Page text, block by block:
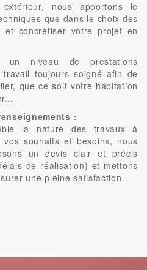
nous apportons le
que dans le choix des
et concrétiser votre projet en
un niveau de prestations
toujours soigné afin de
que ce soit votre habitation
:
la nature des travaux à
souhaits et besoins, nous
un devis clair et précis
de réalisation) et mettons
une pleine satisfaction.